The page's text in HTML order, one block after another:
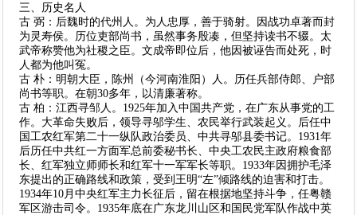
三、历史名人
古 弼：后魏时的代州人。为人忠厚，善于骑射。因战功卓著而封
为灵寿侯。历位吏部尚书，虽然事务殷凑，但坚持读书不辍。太
武帝称赞他为社稷之臣。文成帝即位后，他因被诬告而处死，时
人都为他叫冤。
古 朴：明朝大臣，陈州（今河南淮阳）人。历任兵部侍郎、户部
尚书等职。在朝30多年，以清廉著称。
古 柏：江西寻邹人。1925年加入中国共产党，在广东从事党的工
作。大革命失败后，领导寻邬学生、农民举行武装起义。后任中
国工农红军第二十一纵队政治委员、中共寻邬县委书记。1931年
后历任中共红一方面军总前委秘书长、中央工农民主政府粮食部
长、红军独立师师长和红军十一军军长等职。1933年因拥护毛泽
东提出的正确路线和政策，受到王明“左”倾路线的迫害和打击。
1934年10月中央红军主力长征后，留在根据地坚持斗争，任粤赣
军区游击司令。1935年底在广东龙川山区和国民党军队作战中英